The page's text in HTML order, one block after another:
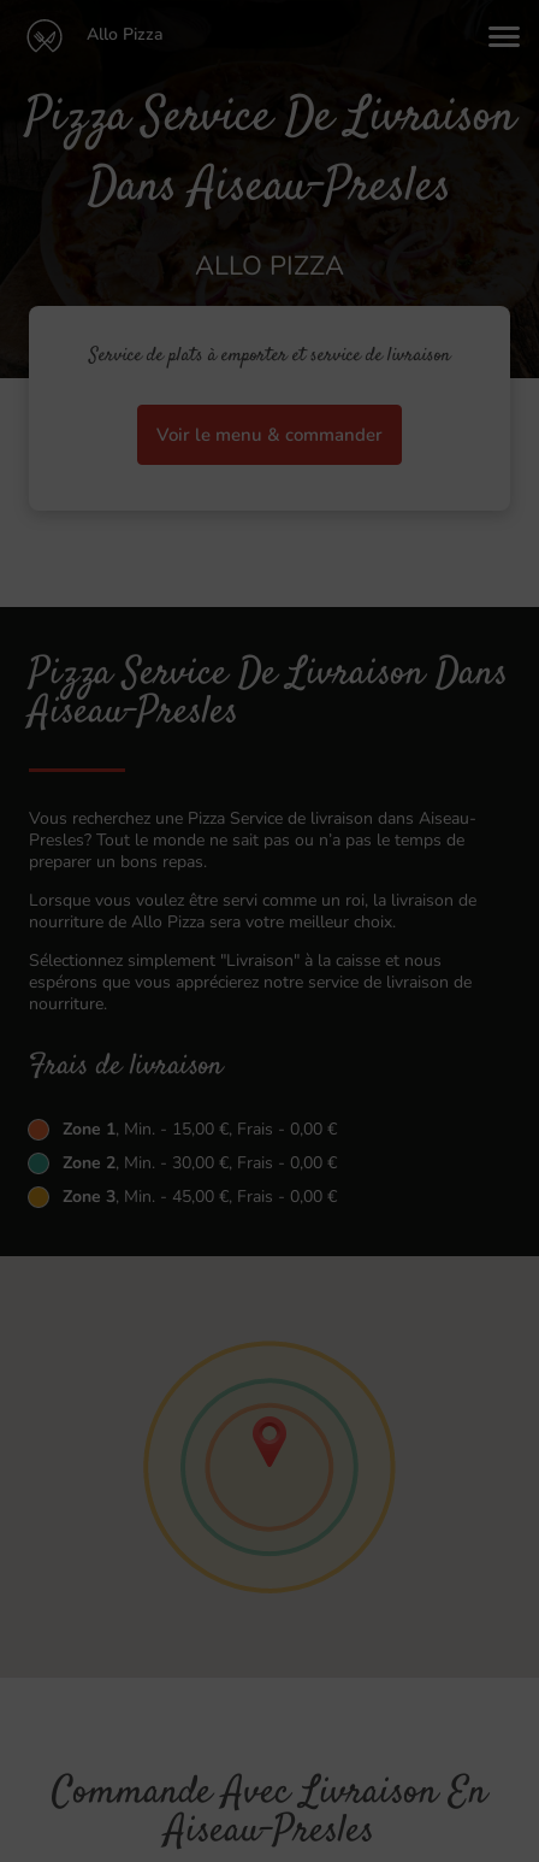
Allo Pizza
Pizza Service De Livraison
Dans Aiseau-Presles
ALLO PIZZA
Service de plats à emporter et service de livraison
Voir le menu & commander
Pizza Service De Livraison Dans
Aiseau-Presles
Vous recherchez une Pizza Service de livraison dans Aiseau-
Presles? Tout le monde ne sait pas ou n’a pas le temps de
preparer un bons repas.
Lorsque vous voulez être servi comme un roi, la livraison de
nourriture de Allo Pizza sera votre meilleur choix.
Sélectionnez simplement "Livraison" à la caisse et nous
espérons que vous apprécierez notre service de livraison de
nourriture.
Frais de livraison
Zone 1, Min. - 15,00 €, Frais - 0,00 €
Zone 2, Min. - 30,00 €, Frais - 0,00 €
Zone 3, Min. - 45,00 €, Frais - 0,00 €
Commande Avec Livraison En
Aiseau-Presles